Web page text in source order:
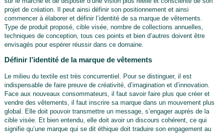
projet de création. Il peut ainsi définir son positionnement et ainsi
commencer à élaborer et définir l’identité de sa marque de vêtements.
Type de produit proposé, cible visée, nombre de collections annuelles,
techniques de conception, tous ces points et bien d’autres doivent être
envisagés pour espérer réussir dans ce domaine.
Définir l’identité de la marque de vêtements
Le milieu du textile est très concurrentiel. Pour se distinguer, il est
indispensable de faire preuve de créativité, d’imagination et d’innovation.
Face aux nouveaux consommateurs, il faut savoir faire plus que créer et
vendre des vêtements, il faut inscrire sa marque dans un mouvement plus
global. Elle doit pouvoir transmettre un message, s’engager auprès de la
cible visée. Et bien entendu, elle doit avoir un discours cohérent, ce qui
signifie qu’une marque qui se dit éthique doit traduire son engagement au